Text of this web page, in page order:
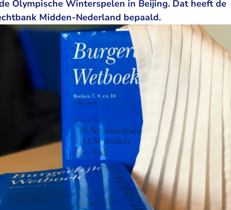
Olympische Winterspelen in Beijing. Dat heeft de
Midden-Nederland bepaald.